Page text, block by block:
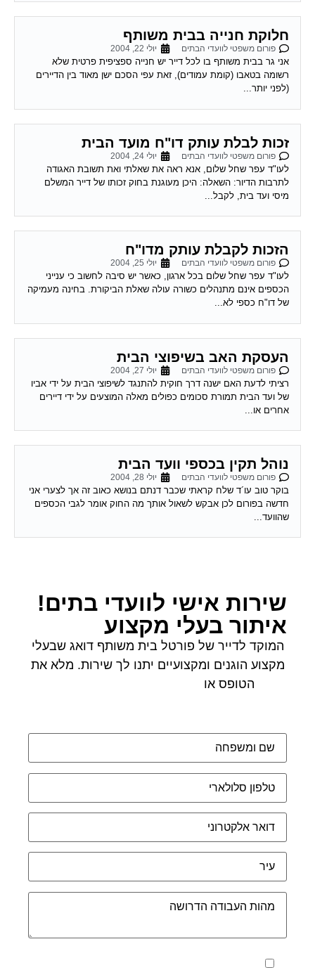
חלוקת חנייה בבית משותף
פורום משפטי לוועדי הבתים יולי 22, 2004
אני גר בבית משותף בו לכל דייר יש חנייה ספציפית פרטית שלא
רשומה בטאבו (קומת עמודים), זאת עפי הסכם ישן מאוד בין הדיירים
(לפני יותר...
זכות לבלת עותק דו"ח מועד הבית
פורום משפטי לוועדי הבתים יולי 24, 2004
לעו"ד עפר שחל שלום, אנא ראה את שאלתי ואת תשובת האגודה
לתרבות הדיור: השאלה: היכן מעוגנת בחוק זכותו של דייר המשלם
מיסי ועד בית, לקבל...
הזכות לקבלת עותק מדו"ח
פורום משפטי לוועדי הבתים יולי 25, 2004
לעו"ד עפר שחל שלום בכל ארגון, כאשר יש סיבה לחשוב כי ענייני
הכספים אינם מתנהלים כשורה עולה שאלת הביקורת. בחינה מעמיקה
של דו"ח כספי לא...
העסקת האב בשיפוצי הבית
פורום משפטי לוועדי הבתים יולי 27, 2004
רציתי לדעת האם ישנה דרך חוקית להתנגד לשיפוצי הבית על ידי אביו
של ועד הבית תמורת סכומים כפולים מאלה המוצעים על ידי דיירים
אחרים או...
נוהל תקין בכספי וועד הבית
פורום משפטי לוועדי הבתים יולי 28, 2004
בוקר טוב עו´ד שלח קראתי שכבר דנתם בנושא כאוב זה אך לצערי אני
חדשה בפורום לכן אבקש לשאול אותך מה החוק אומר לגבי הכספים
שהוועד...
שירות אישי לוועדי בתים!
איתור בעלי מקצוע
המוקד לדייר של פורטל בית משותף דואג שבעלי
מקצוע הוגנים ומקצועיים יתנו לך שירות. מלא את
הטופס או